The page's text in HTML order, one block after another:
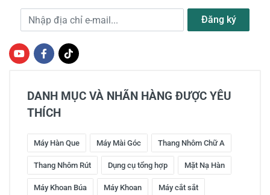
Địa chỉ e-mail Đăng ký
DANH MỤC VÀ NHÃN HÀNG ĐƯỢC YÊU
THÍCH
Máy Hàn Que Máy Mài Góc Thang Nhôm Chữ A
Thang Nhôm Rút Dụng cụ tổng hợp Mặt Nạ Hàn
Máy Khoan Búa Máy Khoan Máy cắt sắt